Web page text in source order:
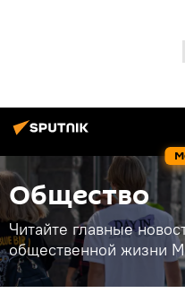
Общество
Читайте главные
общественной жизни